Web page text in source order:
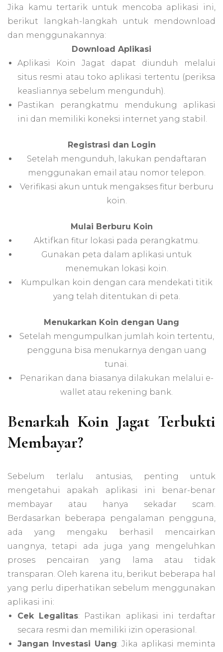
Jika kamu tertarik untuk mencoba aplikasi ini,
berikut langkah-langkah untuk mendownload
dan menggunakannya:
Download Aplikasi
Aplikasi Koin Jagat dapat diunduh melalui
situs resmi atau toko aplikasi tertentu (periksa
keasliannya sebelum mengunduh).
Pastikan perangkatmu mendukung aplikasi
ini dan memiliki koneksi internet yang stabil.
Registrasi dan Login
Setelah mengunduh, lakukan pendaftaran
menggunakan email atau nomor telepon.
Verifikasi akun untuk mengakses fitur berburu
koin.
Mulai Berburu Koin
Aktifkan fitur lokasi pada perangkatmu.
Gunakan peta dalam aplikasi untuk
menemukan lokasi koin.
Kumpulkan koin dengan cara mendekati titik
yang telah ditentukan di peta.
Menukarkan Koin dengan Uang
Setelah mengumpulkan jumlah koin tertentu,
pengguna bisa menukarnya dengan uang
tunai.
Penarikan dana biasanya dilakukan melalui e-
wallet atau rekening bank.
Benarkah Koin Jagat Terbukti
Membayar?
Sebelum terlalu antusias, penting untuk
mengetahui apakah aplikasi ini benar-benar
membayar atau hanya sekadar scam.
Berdasarkan beberapa pengalaman pengguna,
ada yang mengaku berhasil mencairkan
uangnya, tetapi ada juga yang mengeluhkan
proses pencairan yang lama atau tidak
transparan. Oleh karena itu, berikut beberapa hal
yang perlu diperhatikan sebelum menggunakan
aplikasi ini:
Cek Legalitas: Pastikan aplikasi ini terdaftar
secara resmi dan memiliki izin operasional.
Jangan Investasi Uang: Jika aplikasi meminta